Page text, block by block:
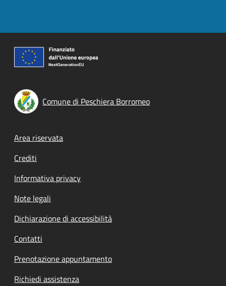
Comune di Peschiera Borromeo
Footer menu
Area riservata
Crediti
Informativa privacy
Note legali
Dichiarazione di accessibilità
Contatti
Prenotazione appuntamento
Richiedi assistenza